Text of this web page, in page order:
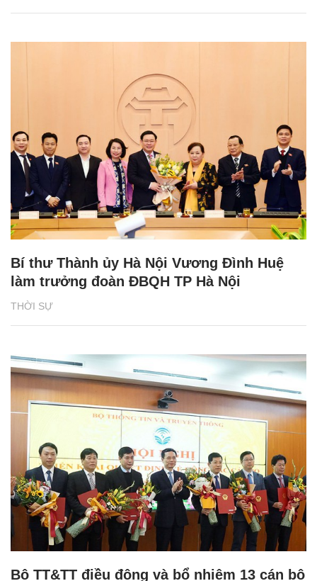
THỜI SỰ
Bí thư Thành ủy Hà Nội Vương Đình Huệ
làm trưởng đoàn ĐBQH TP Hà Nội
Bộ TT&TT điều động và bổ nhiệm 13 cán bộ